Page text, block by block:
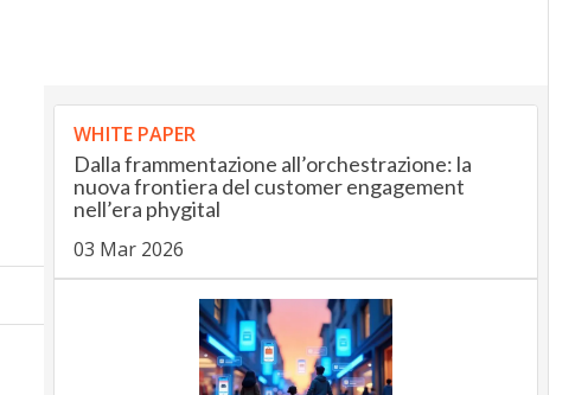
WHITE PAPER
Dalla frammentazione all’orchestrazione: la
nuova frontiera del customer engagement
nell’era phygital
03 Mar 2026